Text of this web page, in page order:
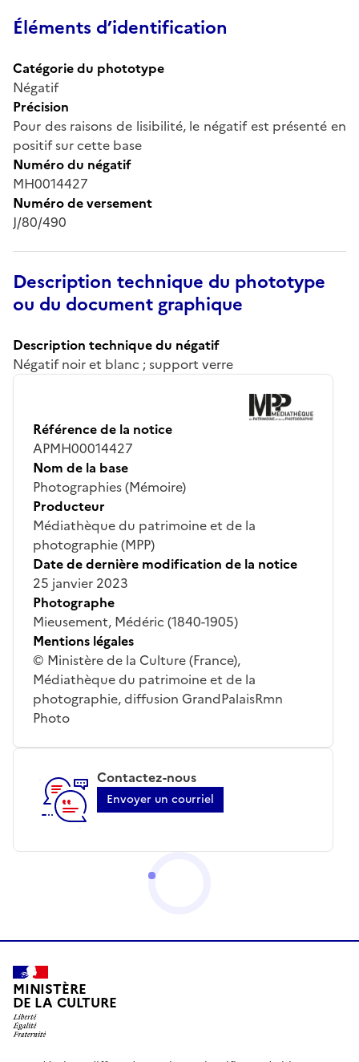
Éléments d’identification
Catégorie du phototype
Négatif
Précision
Pour des raisons de lisibilité, le négatif est présenté en
positif sur cette base
Numéro du négatif
MH0014427
Numéro de versement
J/80/490
Description technique du phototype
ou du document graphique
Description technique du négatif
Négatif noir et blanc ; support verre
Référence de la notice
APMH00014427
Nom de la base
Photographies (Mémoire)
Producteur
Médiathèque du patrimoine et de la
photographie (MPP)
Date de dernière modification de la notice
25 janvier 2023
Photographe
Mieusement, Médéric (1840-1905)
Mentions légales
© Ministère de la Culture (France),
Médiathèque du patrimoine et de la
photographie, diffusion GrandPalaisRmn
Photo
Contactez-nous
Envoyer un courriel
MINISTÈRE
DE LA CULTURE